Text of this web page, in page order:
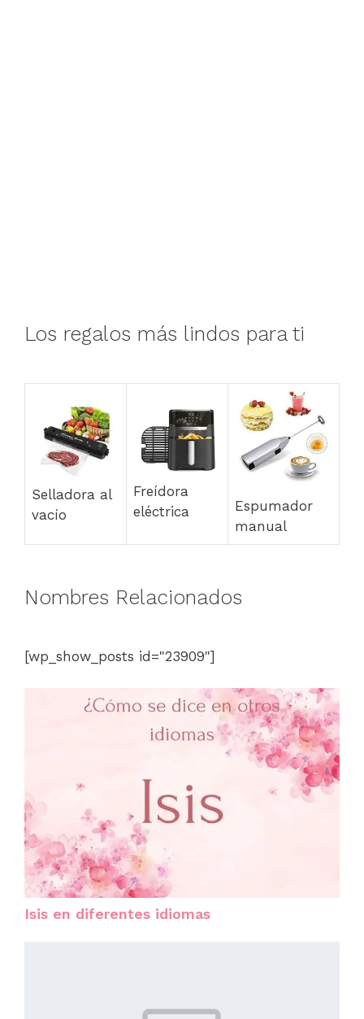
Los regalos más lindos para ti
Selladora al
vacío
Freídora
eléctrica
Espumador
manual
Nombres Relacionados
[wp_show_posts id="23909"]
Isis en diferentes idiomas